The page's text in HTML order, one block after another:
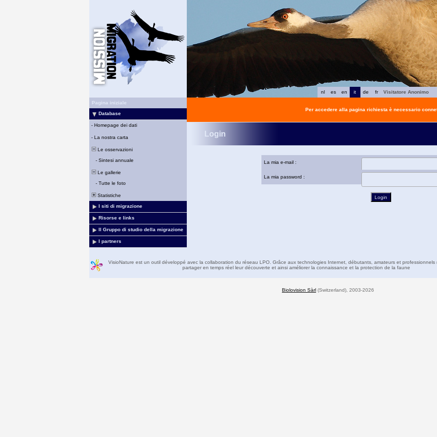
fr
de
it
en
es
nl
Visitatore Anonimo
Pagina iniziale
Database
- Homepage dei dati
- La nostra carta
Le osservazioni
- Sintesi annuale
Le gallerie
- Tutte le foto
Statistiche
I siti di migrazione
Risorse e links
Il Gruppo di studio della migrazione
I partners
Per accedere alla pagina richiesta è necessario
Login
La mia e-mail :
La mia password :
VisioNature est un outil développé avec la collaboration du réseau LPO. Grâce aux technologies Internet, débutants, amateurs et professionnels
partager en temps réel leur découverte et ainsi améliorer la connaissance et la protection de la faune
Biolovision Sàrl (Switzerland), 2003-2026